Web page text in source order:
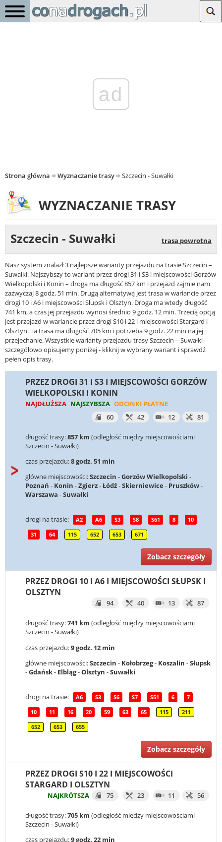
ad
Strona główna Wyznaczanie trasy Szczecin - Suwałki
WYZNACZANIE TRASY
Szczecin - Suwałki trasa powrotna
Nasz system znalazł 3 najlepsze warianty przejazdu na trasie Szczecin –
Suwałki. Najszybszy to wariant przez drogi 31 i S3 i miejscowości Gorzów
Wielkopolski i Konin – droga ma długość 857 km i przejazd zajmie nam
zazwyczaj 8 godz. 51 min. Drugą alternatywą jest trasa w wariancie przez
drogi 10 i A6 i miejscowości Słupsk i Olsztyn. Droga ma wtedy długość
741 km, a czas jej przejazdu wynosi średnio 9 godz. 12 min. Trzecią opcją
jest przejazd w wariancie przez drogi S10 i 22 i miejscowości Stargard i
Olsztyn. Ta trasa ma długość 705 km i potrzeba 9 godz. 22 min na jej
przejechanie. Wszystkie warianty przejazdu trasy Szczecin – Suwałki
szczegółowo opisujemy poniżej - kliknij w wybrany wariant i sprawdź
pełen opis trasy.
PRZEZ DROGI 31 I S3 I MIEJSCOWOŚCI GORZÓW
WIELKOPOLSKI I KONIN
NAJDŁUŻSZA NAJSZYBSZA ODCINKI PŁATNE
60
42 12 81
długość trasy:857 km (odległość między miejscowościami
Szczecin - Suwałki)
czas przejazdu:8 godz. 51 min
główne miejscowości:Szczecin -Gorzów Wielkopolski -
Poznań - Konin -Zgierz-Łódź-Skierniewice - Pruszków-
Warszawa -Suwałki
drogi na trasie: A2 A6 S3 S8 S61 8 10
31 64 115 652 653 671
Zobacz szczegóły
PRZEZ DROGI 10 I A6 I MIEJSCOWOŚCI SŁUPSK I
OLSZTYN
94 40 13 87
długość trasy:741 km (odległość między miejscowościami
Szczecin - Suwałki)
czas przejazdu:9 godz. 12 min
główne miejscowości:Szczecin - Kołobrzeg- Koszalin -Słupsk
-Gdańsk- Elbląg-Olsztyn -Suwałki
drogi na trasie: A6 S3 S6 S7 S51 6 7
10 11 16 20 59 63 65 115 211
652 653 655
Zobacz szczegóły
PRZEZ DROGI S10 I 22 I MIEJSCOWOŚCI
STARGARD I OLSZTYN
NAJKRÓTSZA 75 23 11 56
długość trasy:705 km (odległość między miejscowościami
Szczecin - Suwałki)
czas przejazdu:9 godz. 22 min